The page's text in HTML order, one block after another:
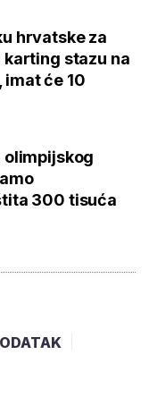
hrvatske za
stazu na
će 10
olimpijskog
300 tisuća